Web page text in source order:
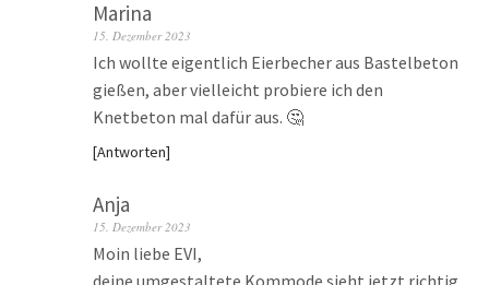
Marina
15. Dezember 2023
Ich wollte eigentlich Eierbecher aus Bastelbeton
gießen, aber vielleicht probiere ich den
Knetbeton mal dafür aus. 🤔
Antworten
Anja
15. Dezember 2023
Moin liebe EVI,